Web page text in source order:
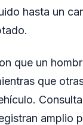
hasta un
que un
que
amplio